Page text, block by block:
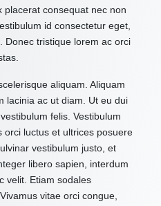
placerat consequat nec non
id consectetur eget,
Donec tristique lorem ac orci
aliquam. Aliquam
lacinia ac ut diam. Ut eu dui
felis. Vestibulum
orci luctus et ultrices posuere
vestibulum justo, et
libero sapien, interdum
velit. Etiam sodales
vitae orci congue,